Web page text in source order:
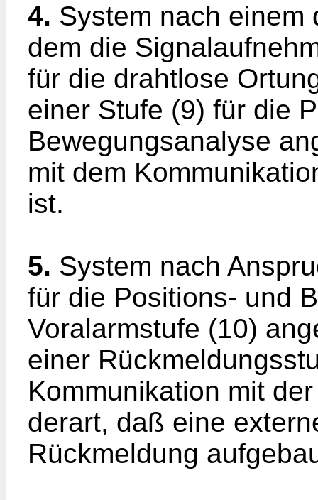
4. System nach einem
dem die
für die drahtlose
einer Stufe (9) für die
Bewegungsanalyse
mit dem
ist.
5. System nach
für die Positions- und
Voralarmstufe (10)
einer
Kommunikation mit
derart, daß eine
Rückmeldung